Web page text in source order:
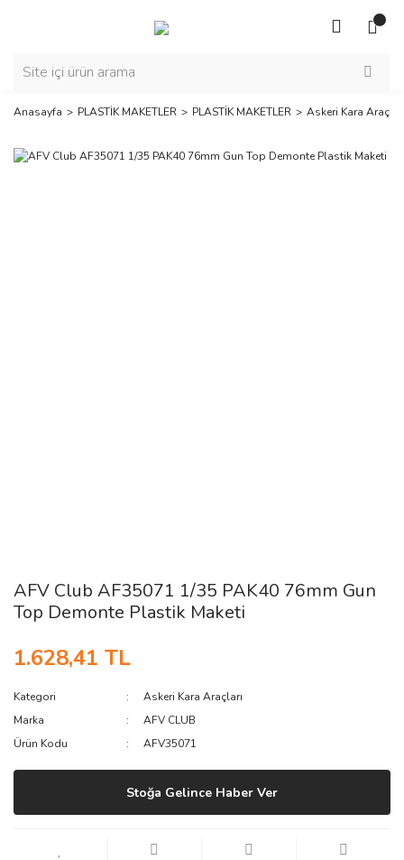
Anasayfa PLASTİK MAKETLER PLASTİK MAKETLER Askeri Kara
AFV Club AF35071 1/35 PAK40 76mm Gun
Top Demonte Plastik Maketi
1.628,41 TL
Kategori
Askeri Kara Araçları
Marka
AFV CLUB
Ürün Kodu
AFV35071
Stoğa Gelince Haber Ver